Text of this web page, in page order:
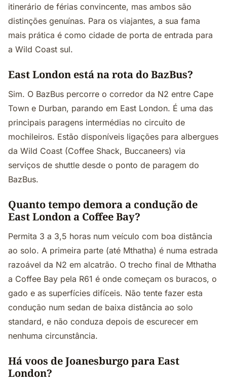
itinerário de férias convincente, mas ambos são
distinções genuínas. Para os viajantes, a sua fama
mais prática é como cidade de porta de entrada para
a Wild Coast sul.
East London está na rota do BazBus?
Sim. O BazBus percorre o corredor da N2 entre Cape
Town e Durban, parando em East London. É uma das
principais paragens intermédias no circuito de
mochileiros. Estão disponíveis ligações para albergues
da Wild Coast (Coffee Shack, Buccaneers) via
serviços de shuttle desde o ponto de paragem do
BazBus.
Quanto tempo demora a condução de
East London a Coffee Bay?
Permita 3 a 3,5 horas num veículo com boa distância
ao solo. A primeira parte (até Mthatha) é numa estrada
razoável da N2 em alcatrão. O trecho final de Mthatha
a Coffee Bay pela R61 é onde começam os buracos, o
gado e as superfícies difíceis. Não tente fazer esta
condução num sedan de baixa distância ao solo
standard, e não conduza depois de escurecer em
nenhuma circunstância.
Há voos de Joanesburgo para East
London?